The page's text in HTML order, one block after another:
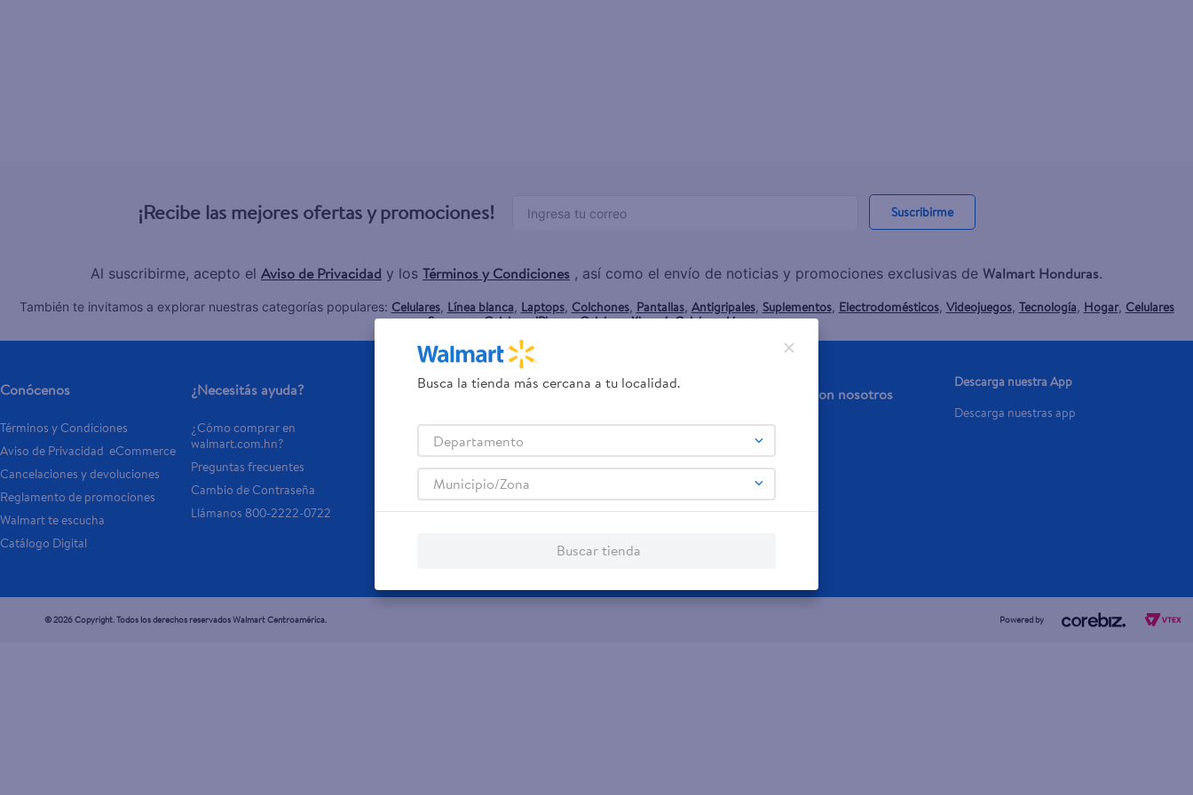
¡Recibe las mejores ofertas y promociones! Suscribirme
Al suscribirme, acepto el Aviso de Privacidad y los Términos y Condiciones , así como el envío de noticias y promociones exclusivas de Walmart Honduras.
También te invitamos a explorar nuestras categorías populares: Celulares, Línea blanca, Laptops, Colchones, Pantallas, Antigripales, Suplementos, Electrodomésticos, Videojuegos, Tecnología, Hogar, Celulares
Samsung,Celulares iPhone,Celulares Xiaomi,Celulares Honor.
Conócenos
Términos y Condiciones
Aviso de Privacidad  eCommerce
Cancelaciones y devoluciones
Reglamento de promociones
Walmart te escucha
Catálogo Digital
¿Necesitás ayuda?
¿Cómo comprar en
walmart.com.hn?
Preguntas frecuentes
Cambio de Contraseña
Llámanos 800-2222-0722
Servicios
Tarjeta de regalo
Otros servicios:
- Remesas
- Pagos de servicios
Financiamiento Trabaja con nosotros
Descarga nuestra App
Descarga nuestras app
© 2026 Copyright. Todos los derechos reservados Walmart Centroamérica. Powered by
Busca la tienda más cercana a tu localidad.
Departamento
Municipio/Zona
Buscar tienda